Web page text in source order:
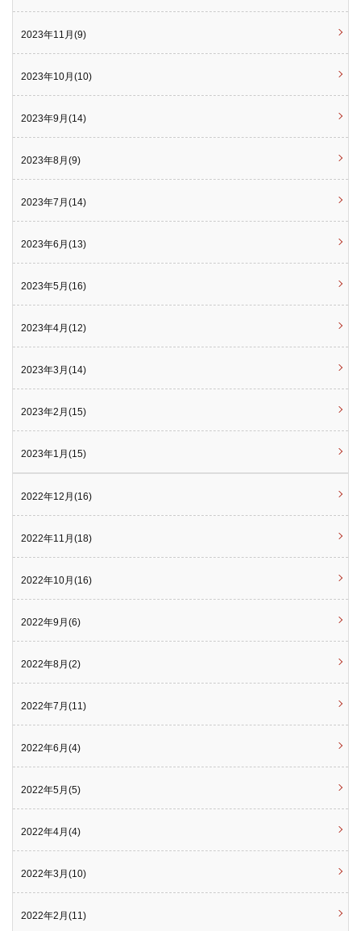
2023年11月(9)
2023年10月(10)
2023年9月(14)
2023年8月(9)
2023年7月(14)
2023年6月(13)
2023年5月(16)
2023年4月(12)
2023年3月(14)
2023年2月(15)
2023年1月(15)
2022年12月(16)
2022年11月(18)
2022年10月(16)
2022年9月(6)
2022年8月(2)
2022年7月(11)
2022年6月(4)
2022年5月(5)
2022年4月(4)
2022年3月(10)
2022年2月(11)